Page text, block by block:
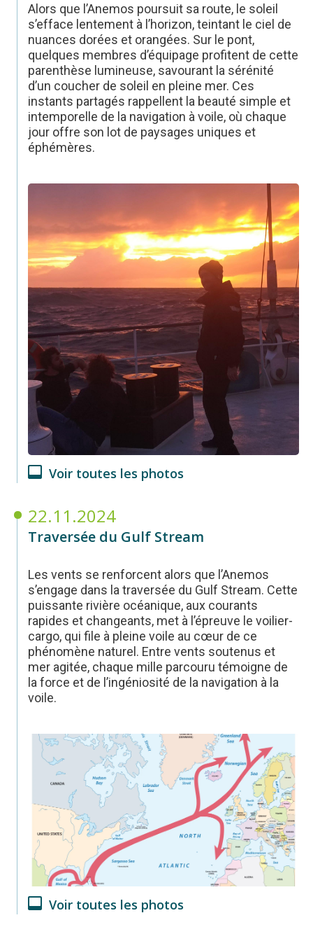
Alors que l’Anemos poursuit sa route, le soleil
s’efface lentement à l’horizon, teintant le ciel de
nuances dorées et orangées. Sur le pont,
quelques membres d’équipage profitent de cette
parenthèse lumineuse, savourant la sérénité
d’un coucher de soleil en pleine mer. Ces
instants partagés rappellent la beauté simple et
intemporelle de la navigation à voile, où chaque
jour offre son lot de paysages uniques et
éphémères.
Voir toutes les photos
22.11.2024
Traversée du Gulf Stream
Les vents se renforcent alors que l’Anemos
s’engage dans la traversée du Gulf Stream. Cette
puissante rivière océanique, aux courants
rapides et changeants, met à l’épreuve le voilier-
cargo, qui file à pleine voile au cœur de ce
phénomène naturel. Entre vents soutenus et
mer agitée, chaque mille parcouru témoigne de
la force et de l’ingéniosité de la navigation à la
voile.
Voir toutes les photos